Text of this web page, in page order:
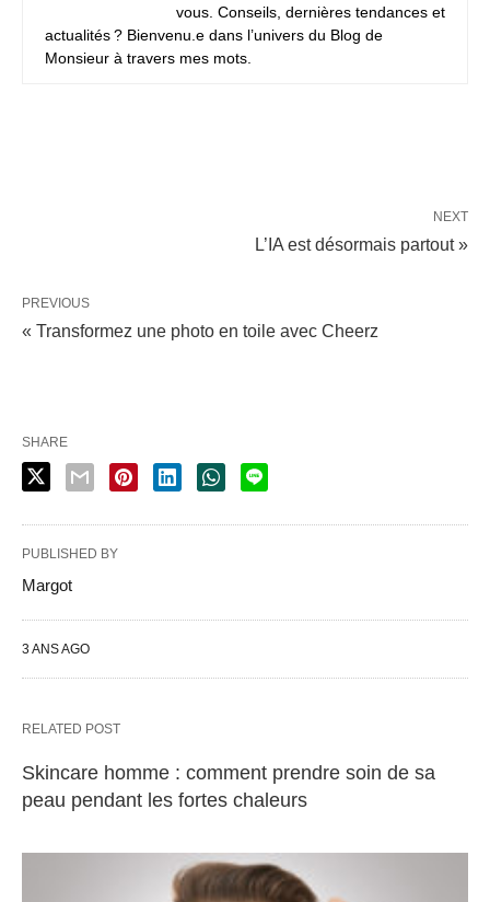
vous. Conseils, dernières tendances et
actualités ? Bienvenu.e dans l’univers du Blog de
Monsieur à travers mes mots.
NEXT
L’IA est désormais partout »
PREVIOUS
« Transformez une photo en toile avec Cheerz
SHARE
PUBLISHED BY
Margot
3 ANS AGO
RELATED POST
Skincare homme : comment prendre soin de sa
peau pendant les fortes chaleurs